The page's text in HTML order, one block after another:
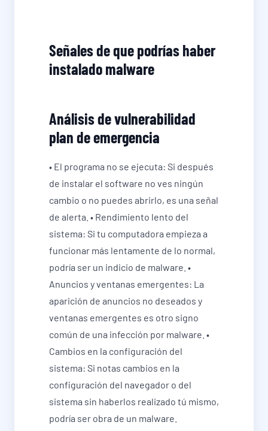
Señales de que podrías haber
instalado malware
Análisis de vulnerabilidad
plan de emergencia
• El programa no se ejecuta: Si después
de instalar el software no ves ningún
cambio o no puedes abrirlo, es una señal
de alerta. • Rendimiento lento del
sistema: Si tu computadora empieza a
funcionar más lentamente de lo normal,
podría ser un indicio de malware. •
Anuncios y ventanas emergentes: La
aparición de anuncios no deseados y
ventanas emergentes es otro signo
común de una infección por malware. •
Cambios en la configuración del
sistema: Si notas cambios en la
configuración del navegador o del
sistema sin haberlos realizado tú mismo,
podría ser obra de un malware.